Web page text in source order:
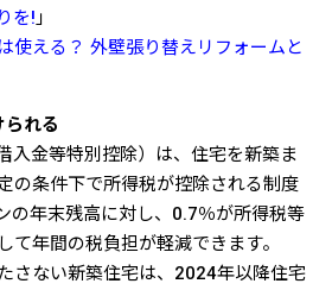
を! 」
使える？ 外壁張り替えリフォームと
られる
入金等特別控除）は、住宅を新築ま
の条件下で所得税が控除される制度
の年末残高に対し、0.7％が所得税等
て年間の税負担が軽減できます。
さない新築住宅は、2024年以降住宅